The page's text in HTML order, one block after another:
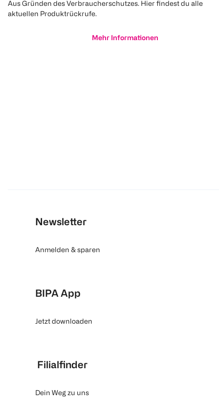
Aus Gründen des Verbraucherschutzes. Hier findest du alle
aktuellen Produktrückrufe.
Mehr Informationen
Newsletter
Anmelden & sparen
BIPA App
Jetzt downloaden
Filialfinder
Dein Weg zu uns